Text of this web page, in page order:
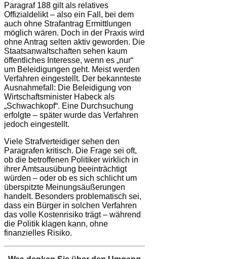
Paragraf 188 gilt als relatives
Offizialdelikt – also ein Fall, bei dem
auch ohne Strafantrag Ermittlungen
möglich wären. Doch in der Praxis wird
ohne Antrag selten aktiv geworden. Die
Staatsanwaltschaften sehen kaum
öffentliches Interesse, wenn es „nur“
um Beleidigungen geht. Meist werden
Verfahren eingestellt. Der bekannteste
Ausnahmefall: Die Beleidigung von
Wirtschaftsminister Habeck als
„Schwachkopf“. Eine Durchsuchung
erfolgte – später wurde das Verfahren
jedoch eingestellt.
Viele Strafverteidiger sehen den
Paragrafen kritisch. Die Frage sei oft,
ob die betroffenen Politiker wirklich in
ihrer Amtsausübung beeinträchtigt
würden – oder ob es sich schlicht um
überspitzte Meinungsäußerungen
handelt. Besonders problematisch sei,
dass ein Bürger in solchen Verfahren
das volle Kostenrisiko trägt – während
die Politik klagen kann, ohne
finanzielles Risiko.